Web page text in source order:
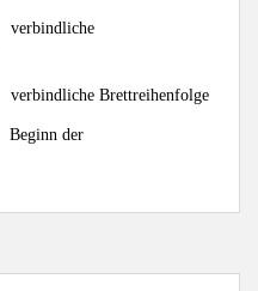
Brettreihenfolge
der